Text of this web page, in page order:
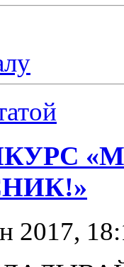
2017,